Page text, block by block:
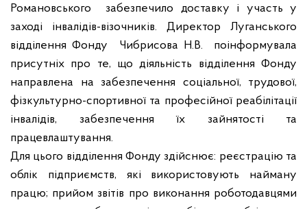
Романовського
забезпечило доставку і участь у
заході інвалідів-візочників. Директор Луганського
відділення Фонду
Чибрисова Н.В.
поінформувала
присутніх про те, що діяльність відділення Фонду
направлена на забезпечення соціальної, трудової,
фізкультурно-спортивної та професійної реабілітації
інвалідів, забезпечення їх зайнятості та
працевлаштування.
Для цього відділення Фонду здійснює: реєстрацію та
облік підприємств, які використовують найману
працю; прийом звітів про виконання роботодавцями